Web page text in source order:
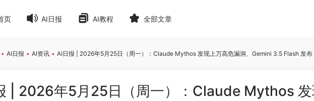
页 AI日报 AI教程 全部文章
• AI日报 • AI资讯 • AI日报 | 2026年5月25日（周一）：Claude Mythos 发现上万高危漏洞、Gemini 3.5 Flash 发布
| 2026年5月25日（周一）：Claude Mythos